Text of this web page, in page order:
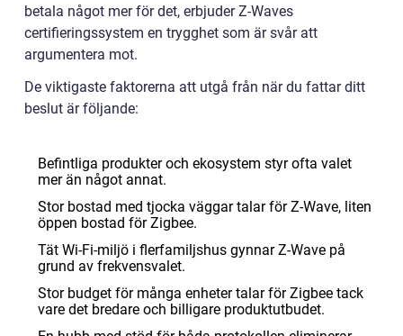
betala något mer för det, erbjuder Z-Waves
certifieringssystem en trygghet som är svår att
argumentera mot.
De viktigaste faktorerna att utgå från när du fattar ditt
beslut är följande:
Befintliga produkter och ekosystem styr ofta valet
mer än något annat.
Stor bostad med tjocka väggar talar för Z-Wave, liten
öppen bostad för Zigbee.
Tät Wi-Fi-miljö i flerfamiljshus gynnar Z-Wave på
grund av frekvensvalet.
Stor budget för många enheter talar för Zigbee tack
vare det bredare och billigare produktutbudet.